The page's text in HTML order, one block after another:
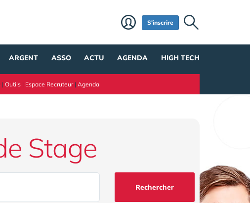
S'inscrire
ARGENT ASSO ACTU AGENDA HIGH TECH
| Outils | Espace Recruteur| Agenda
Stage
Rechercher